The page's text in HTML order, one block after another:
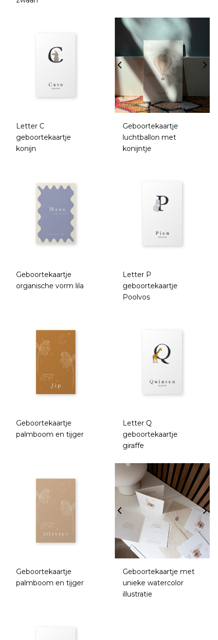
Letter C
geboortekaartje
konijn
Geboortekaartje
luchtballon met
konijntje
Geboortekaartje
organische vorm lila
Letter P
geboortekaartje
Poolvos
Geboortekaartje
palmboom en tijger
Letter Q
geboortekaartje
giraffe
Geboortekaartje
palmboom en tijger
Geboortekaartje met
unieke watercolor
illustratie